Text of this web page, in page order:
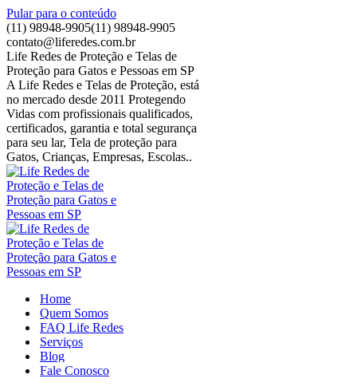
Pular para o conteúdo
(11) 98948-9905(11) 98948-9905
contato@liferedes.com.br
Life Redes de Proteção e Telas de
Proteção para Gatos e Pessoas em SP
A Life Redes e Telas de Proteção, está
no mercado desde 2011 Protegendo
Vidas com profissionais qualificados,
certificados, garantia e total segurança
para seu lar, Tela de proteção para
Gatos, Crianças, Empresas, Escolas..
Home
Quem Somos
FAQ Life Redes
Serviços
Blog
Fale Conosco